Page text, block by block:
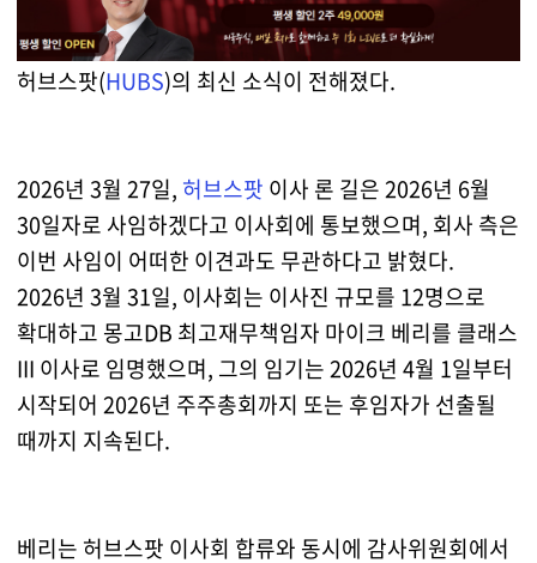
허브스팟(HUBS)의 최신 소식이 전해졌다.
2026년 3월 27일, 허브스팟 이사 론 길은 2026년 6월
30일자로 사임하겠다고 이사회에 통보했으며, 회사 측은
이번 사임이 어떠한 이견과도 무관하다고 밝혔다.
2026년 3월 31일, 이사회는 이사진 규모를 12명으로
확대하고 몽고DB 최고재무책임자 마이크 베리를 클래스
III 이사로 임명했으며, 그의 임기는 2026년 4월 1일부터
시작되어 2026년 주주총회까지 또는 후임자가 선출될
때까지 지속된다.
베리는 허브스팟 이사회 합류와 동시에 감사위원회에서